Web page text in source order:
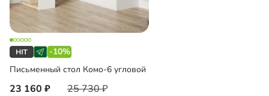
-10%
Письменный стол Комо-6 угловой
23 160 25 730